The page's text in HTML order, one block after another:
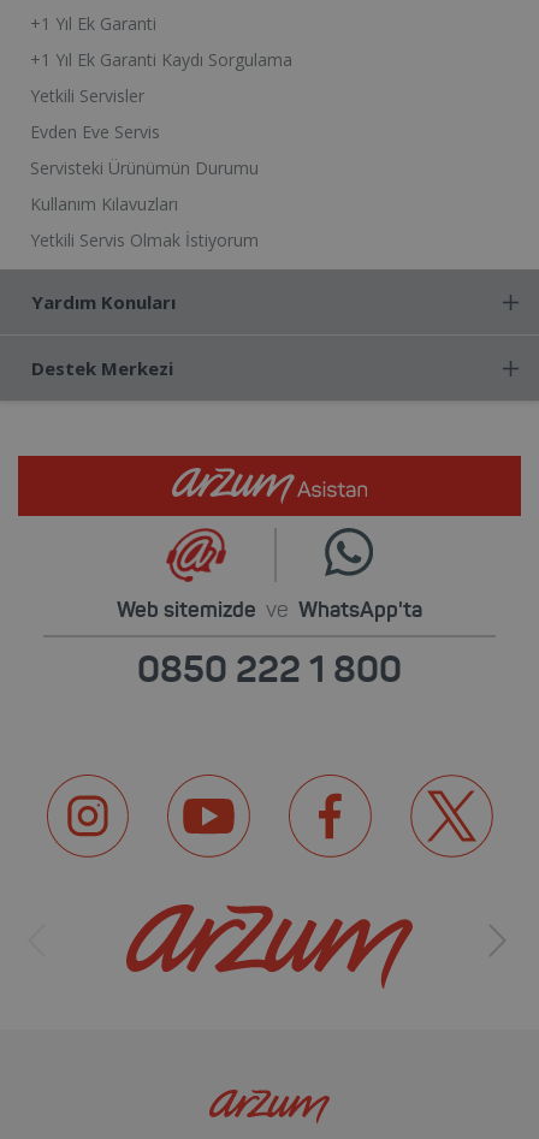
+1 Yıl Ek Garanti
+1 Yıl Ek Garanti Kaydı Sorgulama
Yetkili Servisler
Evden Eve Servis
Servisteki Ürünümün Durumu
Kullanım Kılavuzları
Yetkili Servis Olmak İstiyorum
Yardım Konuları
Destek Merkezi
Web sitemizde ve WhatsApp'ta
0850 222 1 800